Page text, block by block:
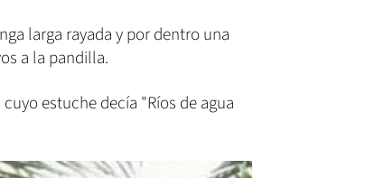
larga rayada y por dentro una
a la pandilla.
estuche decía "Ríos de agua